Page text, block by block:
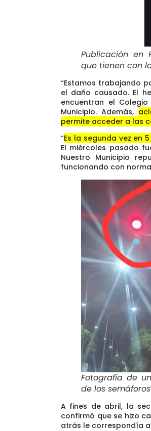
Publicación en
que tienen con
“Estamos trabajando
el daño causado. El
encuentran el
Municipio. Además,
permite acceder a las
“Es la segunda vez en
El miércoles pasado
Nuestro Municipio
funcionando con
Fotografía de
de los
A fines de abril, la
confirmó que se hizo
atrás le correspondía